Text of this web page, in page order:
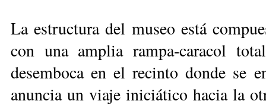
La estructura del museo está
con una amplia rampa-caracol
desemboca en el recinto donde se
anuncia un viaje iniciático hacia la